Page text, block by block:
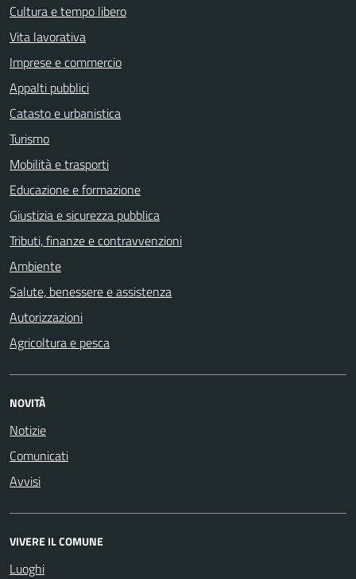
Cultura e tempo libero
Vita lavorativa
Imprese e commercio
Appalti pubblici
Catasto e urbanistica
Turismo
Mobilità e trasporti
Educazione e formazione
Giustizia e sicurezza pubblica
Tributi, finanze e contravvenzioni
Ambiente
Salute, benessere e assistenza
Autorizzazioni
Agricoltura e pesca
NOVITÀ
Notizie
Comunicati
Avvisi
VIVERE IL COMUNE
Luoghi